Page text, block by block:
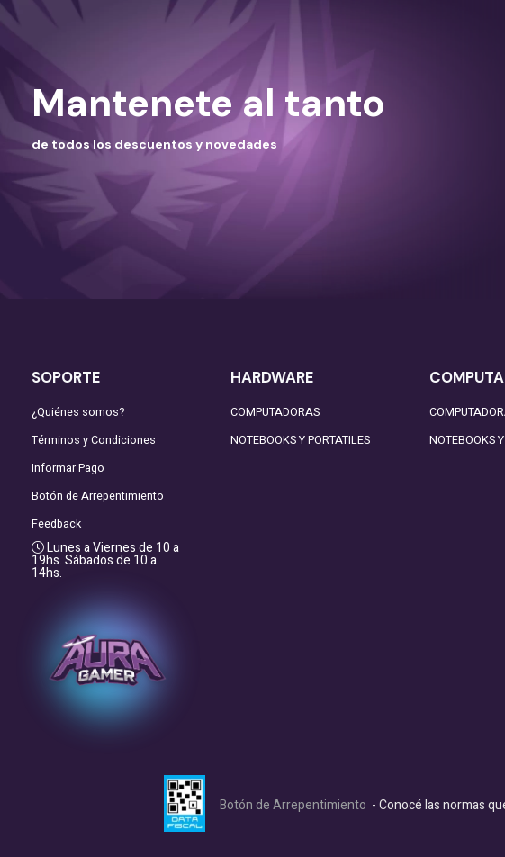
Mantenete al tanto
de todos los descuentos y novedades
SOPORTE
¿Quiénes somos?
Términos y Condiciones
Informar Pago
Botón de Arrepentimiento
Feedback
Lunes a Viernes de 10 a
19hs. Sábados de 10 a
14hs.
HARDWARE
COMPUTADORAS
NOTEBOOKS Y PORTATILES
NOTEBOOKS
Botón de Arrepentimiento - Conocé las normas